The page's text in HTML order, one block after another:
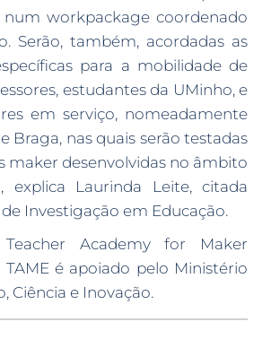
workpackage coordenado
Serão, também, acordadas as
para a mobilidade de
estudantes da UMinho, e
em serviço, nomeadamente
Braga, nas quais serão testadas
maker desenvolvidas no âmbito
explica Laurinda Leite, citada
Investigação em Educação.
Academy for Maker
TAME é apoiado pelo Ministério
Ciência e Inovação.